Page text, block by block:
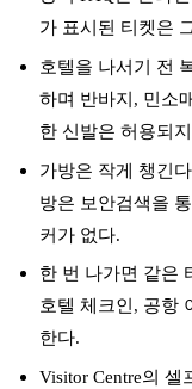
가 표시된 티켓은
호텔을 나서기 전
하며 반바지, 민소
한 신발은 허용되
가방은 작게 챙긴
방은 보안검색을
커가 없다.
한 번 나가면 같은
호텔 체크인, 공항
한다.
Visitor Centre의 셀